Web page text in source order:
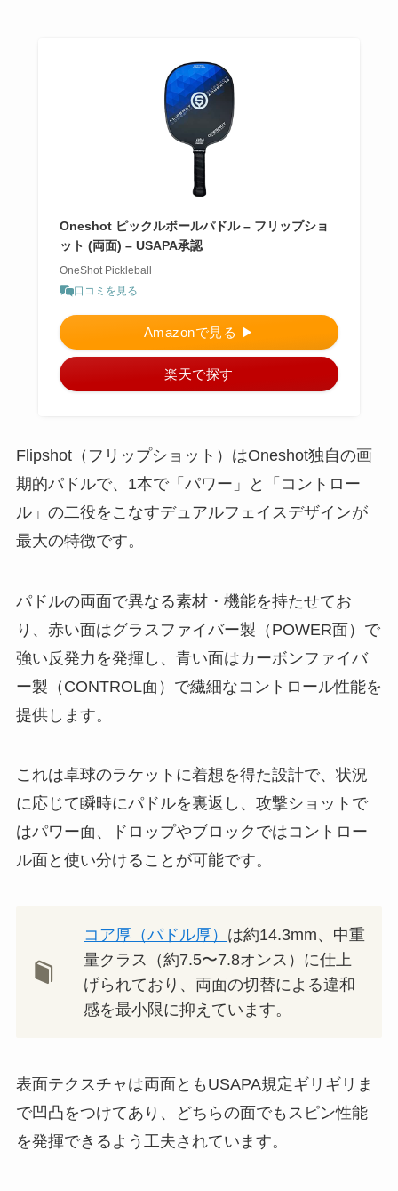
Oneshot ピックルボールパドル – フリップショ
ット (両面) – USAPA承認
OneShot Pickleball
口コミを見る
Amazonで見る ▶︎
楽天で探す
Flipshot（フリップショット）はOneshot独自の画
期的パドルで、1本で「パワー」と「コントロー
ル」の二役をこなすデュアルフェイスデザインが
最大の特徴です。
パドルの両面で異なる素材・機能を持たせてお
り、赤い面はグラスファイバー製（POWER面）で
強い反発力を発揮し、青い面はカーボンファイバ
ー製（CONTROL面）で繊細なコントロール性能を
提供します。
これは卓球のラケットに着想を得た設計で、状況
に応じて瞬時にパドルを裏返し、攻撃ショットで
はパワー面、ドロップやブロックではコントロー
ル面と使い分けることが可能です。
コア厚（パドル厚） は約14.3mm、中重
量クラス（約7.5〜7.8オンス）に仕上
げられており、両面の切替による違和
感を最小限に抑えています。
表面テクスチャは両面ともUSAPA規定ギリギリま
で凹凸をつけてあり、どちらの面でもスピン性能
を発揮できるよう工夫されています。